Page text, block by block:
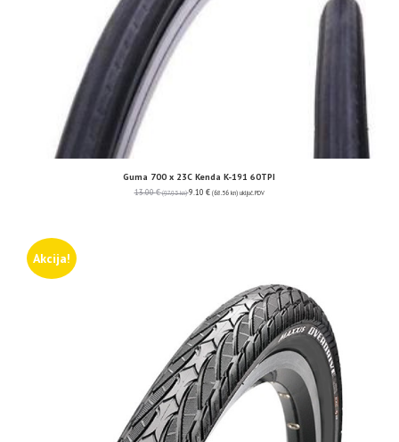
Guma 700 x 23C Kenda K-191 60TPI
13.00€ (97.95 kn) 9.10 € (68.56 kn) uključ. PDV
Akcija!